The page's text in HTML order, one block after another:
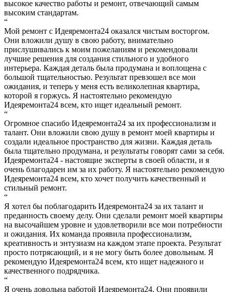
высокое качество работы и ремонт, отвечающий самым
высоким стандартам.
“
Мой ремонт с Идеяремонта24 оказался чистым восторгом.
Они вложили душу в свою работу, внимательно
прислушивались к моим пожеланиям и рекомендовали
лучшие решения для создания стильного и удобного
интерьера. Каждая деталь была продумана и воплощена с
большой тщательностью. Результат превзошел все мои
ожидания, и теперь у меня есть великолепная квартира,
которой я горжусь. Я настоятельно рекомендую
Идеяремонта24 всем, кто ищет идеальный ремонт.
“
Огромное спасибо Идеяремонта24 за их профессионализм и
талант. Они вложили свою душу в ремонт моей квартиры и
создали идеальное пространство для жизни. Каждая деталь
была тщательно продумана, и результаты говорят сами за себя.
Идеяремонта24 - настоящие эксперты в своей области, и я
очень благодарен им за их работу. Я настоятельно рекомендую
Идеяремонта24 всем, кто хочет получить качественный и
стильный ремонт.
“
Я хотел бы поблагодарить Идеяремонта24 за их талант и
преданность своему делу. Они сделали ремонт моей квартиры
на высочайшем уровне и удовлетворили все мои потребности
и ожидания. Их команда проявила профессионализм,
креативность и энтузиазм на каждом этапе проекта. Результат
просто потрясающий, и я не могу быть более довольным. Я
рекомендую Идеяремонта24 всем, кто ищет надежного и
качественного подрядчика.
“
Я очень довольна работой Идеяремонта24. Они проявили